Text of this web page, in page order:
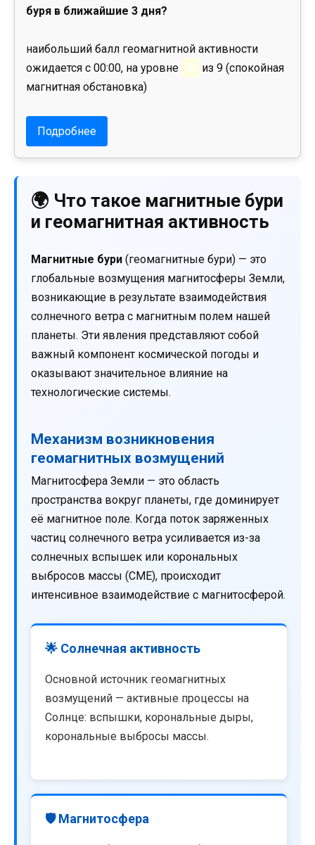
буря в ближайшие 3 дня?
наибольший балл геомагнитной активности
ожидается с 00:00, на уровне
0
из 9 (спокойная
магнитная обстановка)
Подробнее
🌍 Что такое магнитные бури
и геомагнитная активность
Магнитные бури (геомагнитные бури) — это
глобальные возмущения магнитосферы Земли,
возникающие в результате взаимодействия
солнечного ветра с магнитным полем нашей
планеты. Эти явления представляют собой
важный компонент космической погоды и
оказывают значительное влияние на
технологические системы.
Механизм возникновения
геомагнитных возмущений
Магнитосфера Земли — это область
пространства вокруг планеты, где доминирует
её магнитное поле. Когда поток заряженных
частиц солнечного ветра усиливается из-за
солнечных вспышек или корональных
выбросов массы (CME), происходит
интенсивное взаимодействие с магнитосферой.
🌟 Солнечная активность
Основной источник геомагнитных
возмущений — активные процессы на
Солнце: вспышки, корональные дыры,
корональные выбросы массы.
🛡️ Магнитосфера